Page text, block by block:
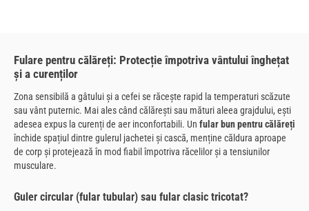
Fulare pentru călăreți: Protecție împotriva vântului înghețat
și a curenților
Zona sensibilă a gâtului și a cefei se răcește rapid la temperaturi scăzute
sau vânt puternic. Mai ales când călărești sau mături aleea grajdului, ești
adesea expus la curenți de aer inconfortabili. Un fular bun pentru călăreți
închide spațiul dintre gulerul jachetei și cască, menține căldura aproape
de corp și protejează în mod fiabil împotriva răcelilor și a tensiunilor
musculare.
Guler circular (fular tubular) sau fular clasic tricotat?